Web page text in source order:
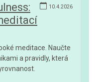
10.4.2026
meditace. Naučte
a pravidly, která